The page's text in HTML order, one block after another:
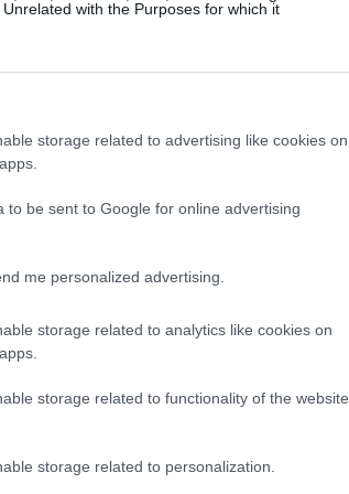
with the Purposes for which it
storage related to advertising like cookies on
to be sent to Google for online advertising
me personalized advertising.
storage related to analytics like cookies on
storage related to functionality of the website
storage related to personalization.